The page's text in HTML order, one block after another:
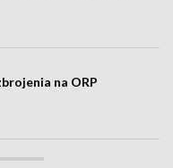
na ORP